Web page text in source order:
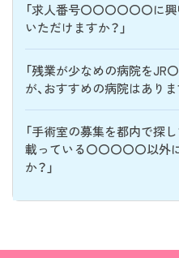
「求人番号〇〇〇〇〇〇に
いただけますか？」
「残業が少なめの病院をJR
が、おすすめの病院はありま
「手術室の募集を都内で探
載っている〇〇〇〇〇以外
か？」